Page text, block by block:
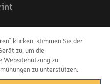
us!
klicken, stimmen Sie der
zu, um die
Websitenutzung zu
zu unterstützen.